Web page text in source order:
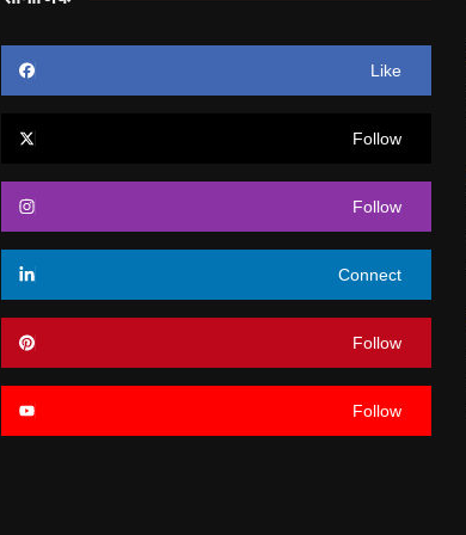
Like
Follow
Follow
Connect
Follow
Follow